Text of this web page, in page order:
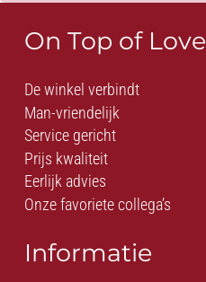
On Top of Love
De winkel verbindt
Man-vriendelijk
Service gericht
Prijs kwaliteit
Eerlijk advies
Onze favoriete collega’s
Informatie